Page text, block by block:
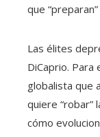
que
Las élites
DiCaprio.
globalista que
quiere “robar”
cómo